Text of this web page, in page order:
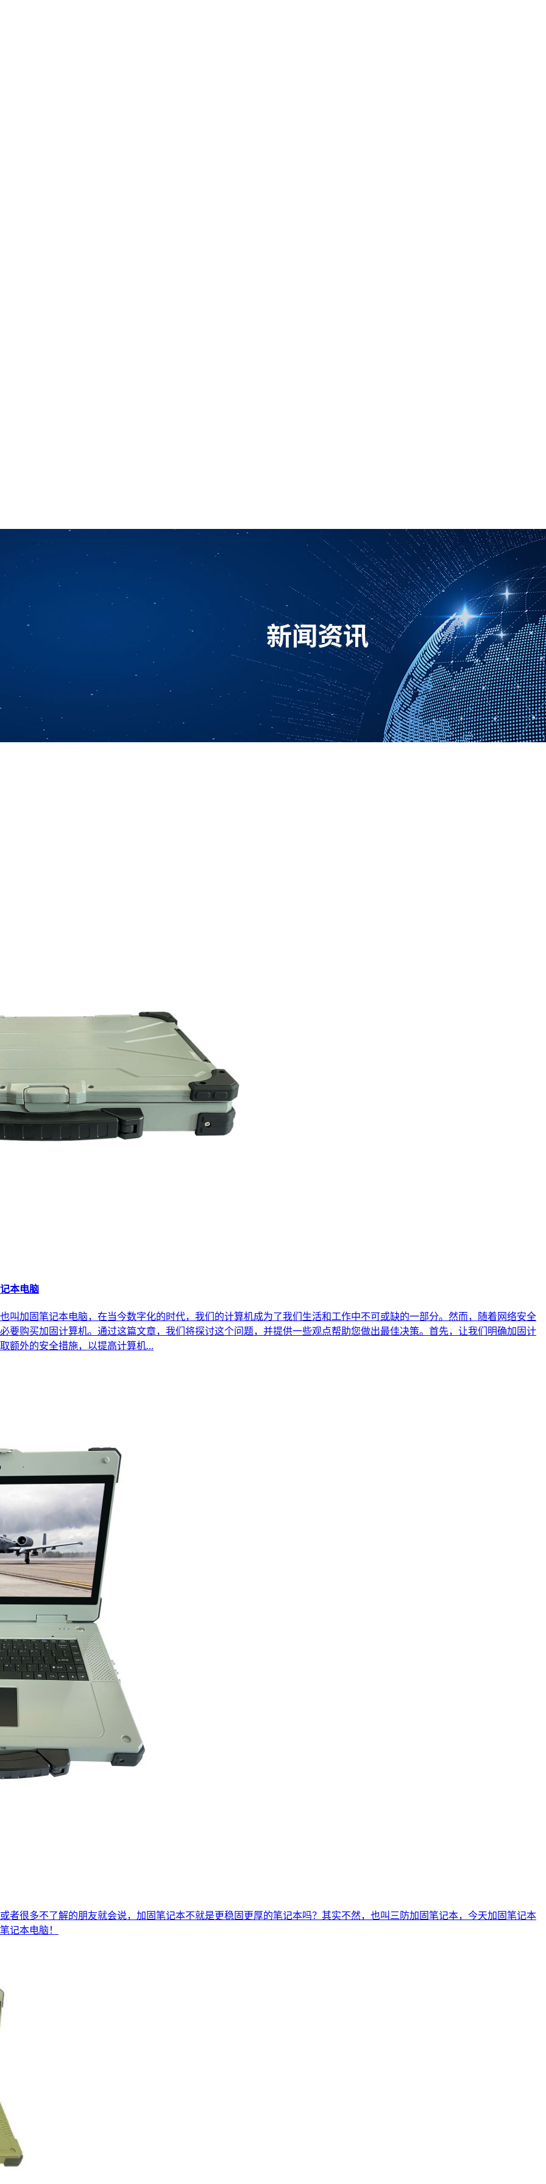
本电脑
叫加固笔记本电脑，在当今数字化的时代，我们的计算机成为了我们生活和工作中不可或缺的一部分。然而，随着网络安全
要购买加固计算机。通过这篇文章，我们将探讨这个问题，并提供一些观点帮助您做出最佳决策。首先，让我们明确加固计
额外的安全措施，以提高计算机...
者很多不了解的朋友就会说，加固笔记本不就是更稳固更厚的笔记本吗？其实不然，也叫三防加固笔记本，今天加固笔记本
记本电脑！